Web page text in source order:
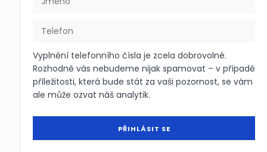
Vyplnění telefonního čísla je zcela dobrovolné.
Rozhodně vás nebudeme nijak spamovat – v případě
příležitosti, která bude stát za vaši pozornost, se vám
ale může ozvat náš analytik.